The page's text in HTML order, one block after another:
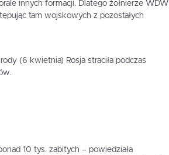
innych formacji. Dlatego żołnierze WDW
tam wojskowych z pozostałych
(6 kwietnia) Rosja straciła podczas
10 tys. zabitych – powiedziała